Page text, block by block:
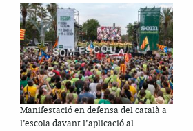
Manifestació en defensa del català a
l’escola davant l’aplicació al